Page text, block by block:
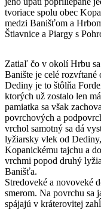
tvoriace spolu obec
medzi Banišťom a
Štiavnice a Piargy s
Zatiaľ čo v okolí Hrbu
Banište je celé
Dediny je to štôlňa
ktorých už zostalo len
pamiatka sa však
povrchových a
vrchol samotný sa dá
lyžiarsky vlek od
Kopanickému tajchu a
vrchmi popod druhý
Banišťa.
Stredoveké a novoveké
smerom. Na povrchu sa
spájajú v kráterovitej